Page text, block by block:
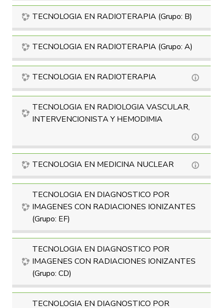
TECNOLOGIA EN RADIOTERAPIA (Grupo: B)
TECNOLOGIA EN RADIOTERAPIA (Grupo: A)
TECNOLOGIA EN RADIOTERAPIA
TECNOLOGIA EN RADIOLOGIA VASCULAR,
INTERVENCIONISTA Y HEMODIMIA
TECNOLOGIA EN MEDICINA NUCLEAR
TECNOLOGIA EN DIAGNOSTICO POR
IMAGENES CON RADIACIONES IONIZANTES
(Grupo: EF)
TECNOLOGIA EN DIAGNOSTICO POR
IMAGENES CON RADIACIONES IONIZANTES
(Grupo: CD)
TECNOLOGIA EN DIAGNOSTICO POR